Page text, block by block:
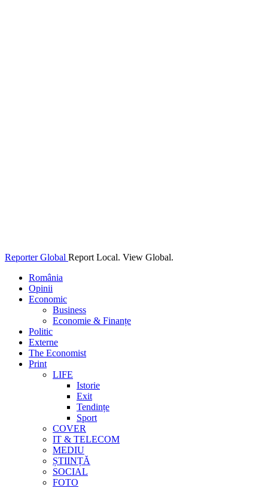
Reporter Global Report Local. View Global.
România
Opinii
Economic
Business
Economie & Finanțe
Politic
Externe
The Economist
Print
LIFE
Istorie
Exit
Tendințe
Sport
COVER
IT & TELECOM
MEDIU
ȘTIINȚĂ
SOCIAL
FOTO